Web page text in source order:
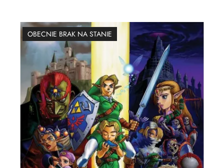
OBECNIE BRAK NA STANIE